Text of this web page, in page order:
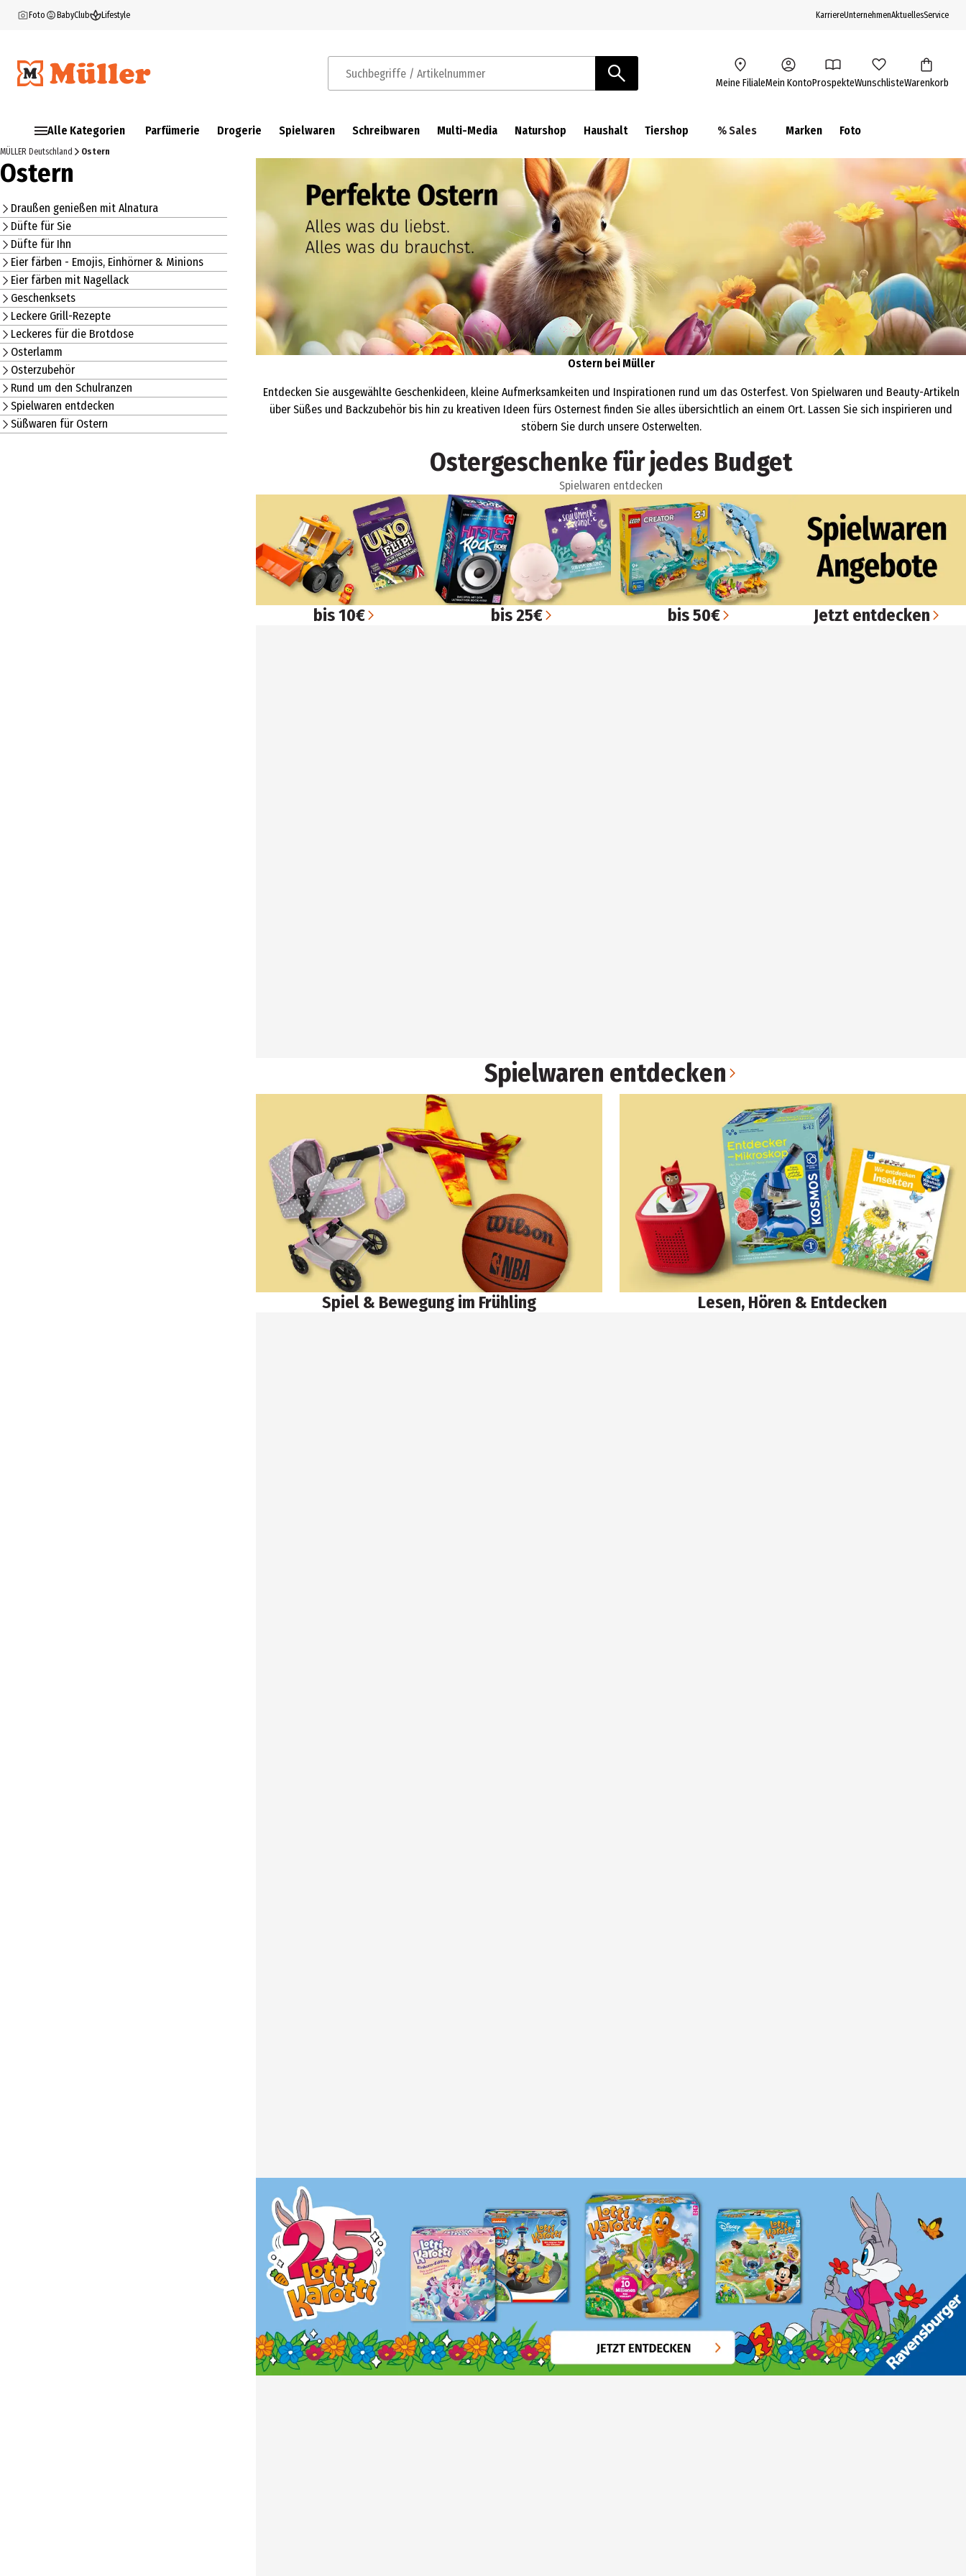
Foto BabyClub Lifestyle KarriereUnternehmenAktuellesService
Suchbegriffe / Artikelnummer Meine FilialeMein KontoProspekteWunschlisteWarenkorb
Alle Kategorien Parfümerie Drogerie Spielwaren Schreibwaren Multi-Media Naturshop Haushalt Tiershop % Sales Marken Foto
MÜLLER Deutschland Ostern
Ostern
Draußen genießen mit Alnatura
Düfte für Sie
Düfte für Ihn
Eier färben - Emojis, Einhörner & Minions
Eier färben mit Nagellack
Geschenksets
Leckere Grill-Rezepte
Leckeres für die Brotdose
Osterlamm
Osterzubehör
Rund um den Schulranzen
Spielwaren entdecken
Süßwaren für Ostern
Ostern bei Müller
Entdecken Sie ausgewählte Geschenkideen, kleine Aufmerksamkeiten und Inspirationen rund um das Osterfest. Von Spielwaren und Beauty-Artikeln
über Süßes und Backzubehör bis hin zu kreativen Ideen fürs Osternest finden Sie alles übersichtlich an einem Ort. Lassen Sie sich inspirieren und
stöbern Sie durch unsere Osterwelten.
Ostergeschenke für jedes Budget
Spielwaren entdecken
bis 10€ bis 25€ bis 50€ Jetzt entdecken
Spielwaren entdecken
Spiel & Bewegung im Frühling Lesen, Hören & Entdecken